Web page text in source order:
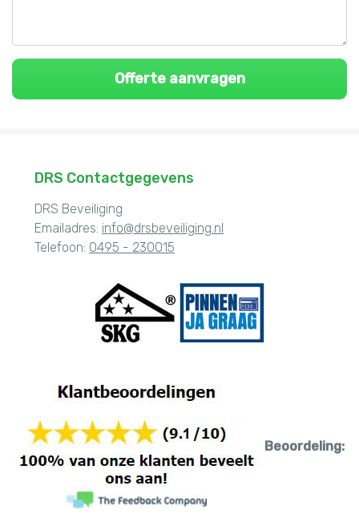
DRS Contactgegevens
DRS Beveiliging
Emailadres: info@drsbeveiliging.nl
Telefoon: 0495 - 230015
Beoordeling: